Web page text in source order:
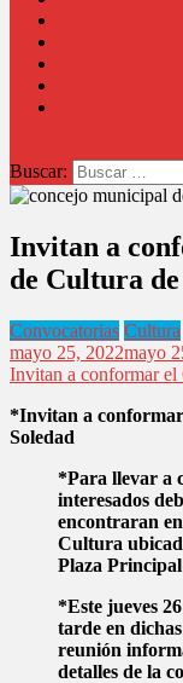
Buscar:
Invitan a
de Cultura de
Convocatorias Cultura
mayo 25, 2022mayo
Invitan a conformar el
*Invitan a
Soledad
*Para llevar a
interesados
encontraran
Cultura
Plaza Principal
*Este jueves
tarde en
reunión
detalles de la